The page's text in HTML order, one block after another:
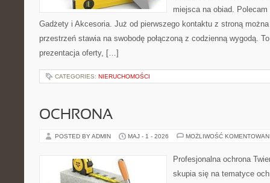
miejsca na obiad.
Gadżety i Akcesoria. Już od pierwszego kontaktu z stroną
przestrzeń stawia na swobodę połączoną z codzienną wygodą.
prezentacja oferty, […]
CATEGORIES: NIERUCHOMOŚCI
OCHRONA
POSTED BY ADMIN MAJ - 1 - 2026 MOŻLIWOŚĆ
Profesjonalna ochrona
skupia się na tematyce